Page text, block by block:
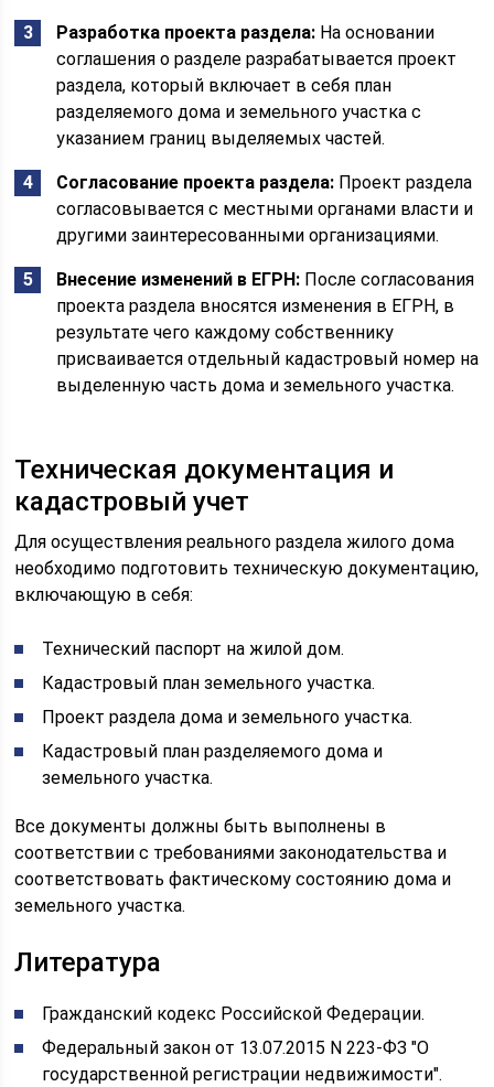
Разработка проекта раздела: На основании
соглашения о разделе разрабатывается проект
раздела, который включает в себя план
разделяемого дома и земельного участка с
указанием границ выделяемых частей.
Согласование проекта раздела: Проект раздела
согласовывается с местными органами власти и
другими заинтересованными организациями.
Внесение изменений в ЕГРН: После согласования
проекта раздела вносятся изменения в ЕГРН, в
результате чего каждому собственнику
присваивается отдельный кадастровый номер на
выделенную часть дома и земельного участка.
Техническая документация и
кадастровый учет
Для осуществления реального раздела жилого дома
необходимо подготовить техническую документацию,
включающую в себя:
Технический паспорт на жилой дом.
Кадастровый план земельного участка.
Проект раздела дома и земельного участка.
Кадастровый план разделяемого дома и
земельного участка.
Все документы должны быть выполнены в
соответствии с требованиями законодательства и
соответствовать фактическому состоянию дома и
земельного участка.
Литература
Гражданский кодекс Российской Федерации.
Федеральный закон от 13.07.2015 N 223-ФЗ "О
государственной регистрации недвижимости".